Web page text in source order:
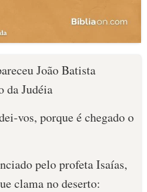
João Batista
da Judéia
vos, porque é chegado o
pelo profeta Isaías,
clama no deserto: